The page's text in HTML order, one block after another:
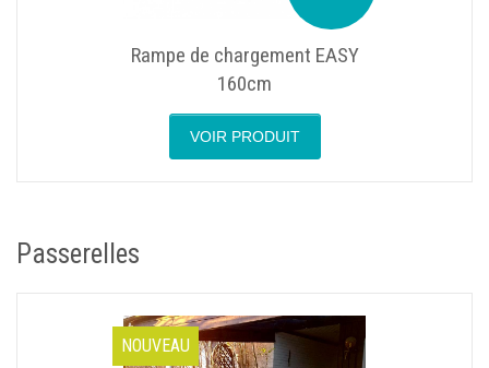
Rampe de chargement EASY
160cm
VOIR PRODUIT
Passerelles
NOUVEAU